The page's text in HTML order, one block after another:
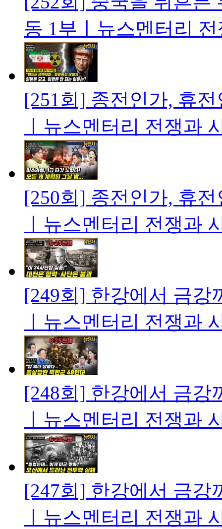
동 1부ㅣ뉴스멘터리
[251회] 종전인가, 휴
ㅣ뉴스멘터리 전쟁과
[250회] 종전인가, 휴
ㅣ뉴스멘터리 전쟁과
[249회] 한강에서 금강
ㅣ뉴스멘터리 전쟁과
[248회] 한강에서 금강
ㅣ뉴스멘터리 전쟁과
[247회] 한강에서 금강
ㅣ뉴스멘터리 전쟁과